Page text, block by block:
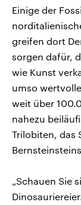
Einige der
greifen dort
sorgen dafür,
wie Kunst
umso
weit über
nahezu
Trilobiten, das
„Schauen Sie